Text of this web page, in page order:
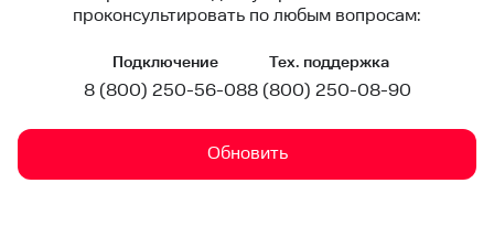
проконсультировать по любым вопросам:
Подключение
8 (800) 250-56-08
Тех. поддержка
8 (800) 250-08-90
Обновить